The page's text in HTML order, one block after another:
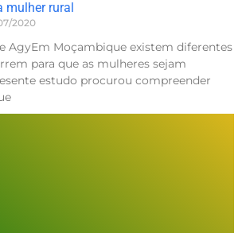
mulher rural
2020
AgyEm Moçambique existem diferentes
para que as mulheres sejam
estudo procurou compreender